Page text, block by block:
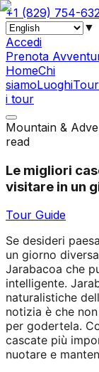
+1 (829) 754-
▼
Accedi
Prenota
HomeChi
siamoLuoghiTour
i tour
Mountain &
read
Le migliori
visitare in un
Tour Guide
Se desideri
un giorno
Jarabacoa che
intelligente.
naturalistiche
notizia è che
per godertela.
cascate più
nuotare e